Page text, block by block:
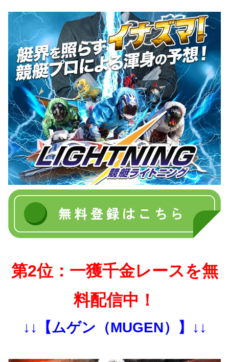
第2位：一獲千金レースを無
料配信中！
↓↓【ムゲン（MUGEN）】↓↓